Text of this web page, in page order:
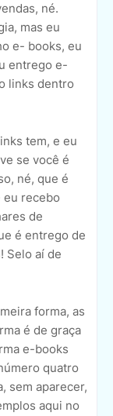
né.
mas eu
e- books, eu
entrego e-
links dentro
tem, e eu
se você é
né, que é
eu recebo
de
é entrego de
Selo aí de
forma, as
é de graça
e-books
quatro
sem aparecer,
aqui no